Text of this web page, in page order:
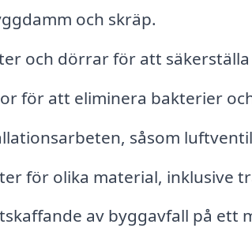
och skräp.
och dörrar för att
för att eliminera bakterier
såsom
för olika material, inklusive
av byggavfall på ett